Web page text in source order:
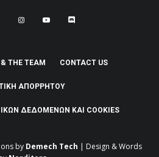
THE TEAM CONTACT US
ΑΠΟΡΡΉΤΟΥ
ΔΕΔΟΜΈΝΩΝ ΚΑΙ COOKIES
by Demech Tech | Design & Words